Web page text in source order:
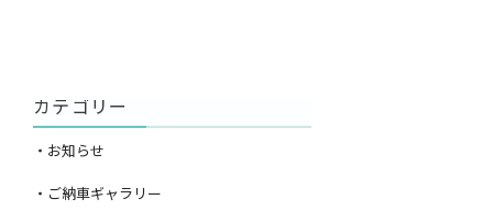
カテゴリー
・お知らせ
・ご納車ギャラリー